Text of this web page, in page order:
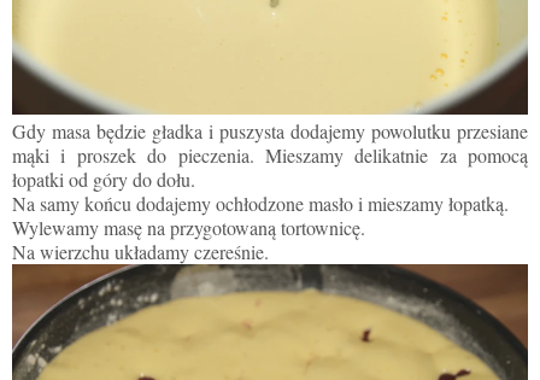
Gdy masa będzie gładka i puszysta dodajemy powolutku przesiane
mąki i proszek do pieczenia. Mieszamy delikatnie za pomocą
łopatki od góry do dołu.
Na samy końcu dodajemy ochłodzone masło i mieszamy łopatką.
Wylewamy masę na przygotowaną tortownicę.
Na wierzchu układamy czereśnie.